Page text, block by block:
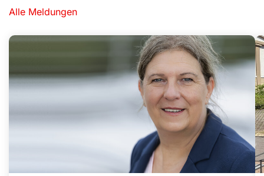
Alle Meldungen